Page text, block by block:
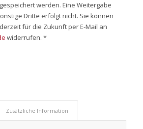
werden. Eine Weitergabe
Dritte erfolgt nicht. Sie können
für die Zukunft per E-Mail an
widerrufen. *
Zusätzliche Information